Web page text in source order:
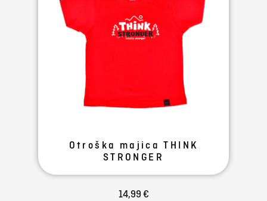
Otroška majica THINK
STRONGER
14,99 €